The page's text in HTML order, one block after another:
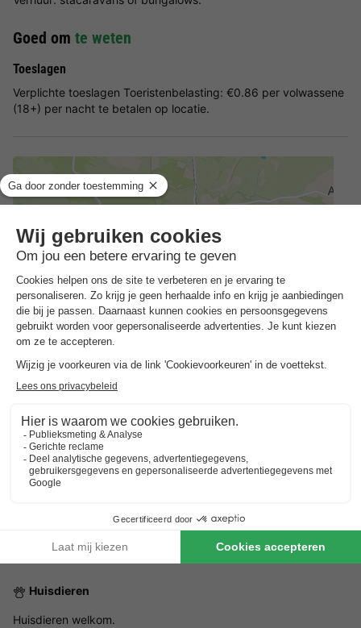
Goed om te weten
Toeslagen
Verplichte toeslagen Toeristenbelasting: €0.86 per volwassene
(18+) per nacht te betalen op locatie.
Adres
ALGEMENE INFORMATIE
Openingstijden receptie
Het gehele jaar, , open van 09:00 tot 19:00
Gesproken talen bij de receptie
Frans, Engels
Huisdieren
Huisdieren welkom.